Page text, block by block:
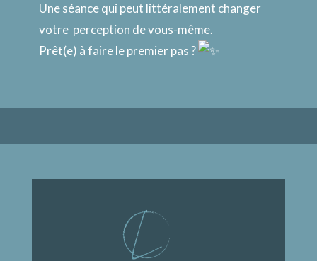
Une séance qui peut littéralement changer
votre perception de vous-même.
Prêt(e) à faire le premier pas ?